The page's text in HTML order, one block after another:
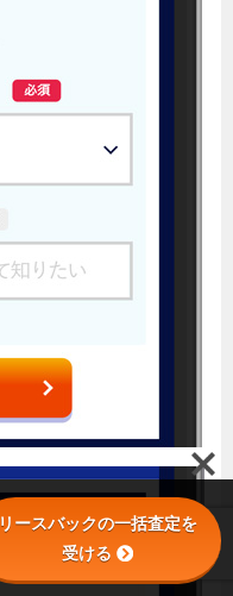
リースバックの一括査定を
受ける